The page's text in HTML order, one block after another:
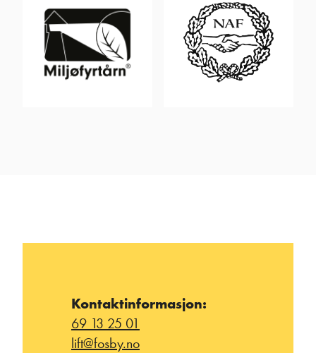
Kontaktinformasjon:
69 13 25 01
lift@fosby.no